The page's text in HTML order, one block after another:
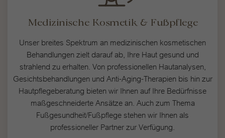
Medizinische Kosmetik & Fußpflege
Unser breites Spektrum an medizinischen kosmetischen
Behandlungen zielt darauf ab, Ihre Haut gesund und
strahlend zu erhalten. Von professionellen Hautanalysen,
Gesichtsbehandlungen und Anti-Aging-Therapien bis hin zur
Hautpflegeberatung bieten wir Ihnen auf Ihre Bedürfnisse
maßgeschneiderte Ansätze an. Auch zum Thema
Fußgesundheit/Fußpflege stehen wir Ihnen als
professioneller Partner zur Verfügung.